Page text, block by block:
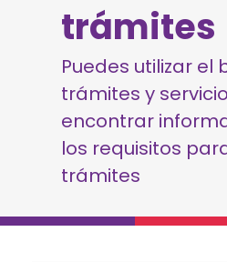
trámites
Puedes utilizar el
trámites y
encontrar
los requisitos
trámites